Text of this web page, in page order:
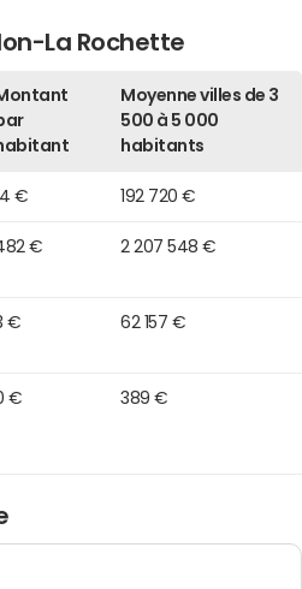
La Rochette
Moyenne villes de 3
500 à 5 000
habitants
€ 192 720 €
€ 2 207 548 €
€ 62 157 €
€ 389 €